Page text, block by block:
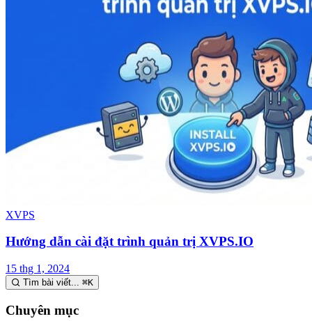
XVPS
Hướng dẫn cài đặt trình quản trị XVPS.IO
15 thg 1, 2024
Tìm bài viết... ⌘K
Chuyên mục